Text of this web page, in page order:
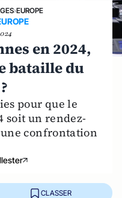
›EUROPE
en 2024,
bataille du
pour que le
soit un rendez-
confrontation
CLASSER